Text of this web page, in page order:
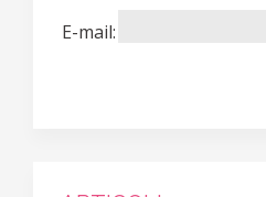
E-mail: